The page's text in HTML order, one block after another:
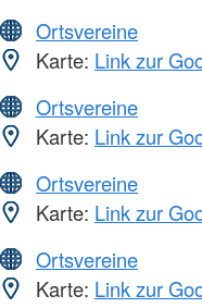
Ortsvereine
Karte: Link zur
Ortsvereine
Karte: Link zur
Ortsvereine
Karte: Link zur
Ortsvereine
Karte: Link zur